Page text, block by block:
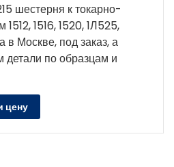
шестерня к токарно-
1516, 1520, 1Л525,
в Москве, под заказ, а
детали по образцам и
цену